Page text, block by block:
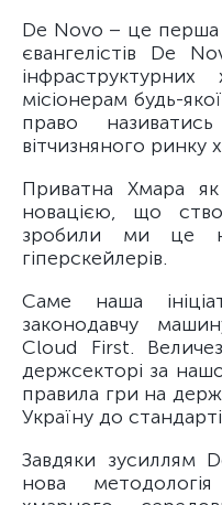
De Novo – це перша
євангелістів De
місіонерам будь-
право
вітчизняного ринку
Приватна Хмара
новацією, що
зробили ми це
гіперскейлерів.
Саме наша
законодавчу
Cloud First.
держсекторі за
правила гри на
Україну до
Завдяки зусиллям
нова